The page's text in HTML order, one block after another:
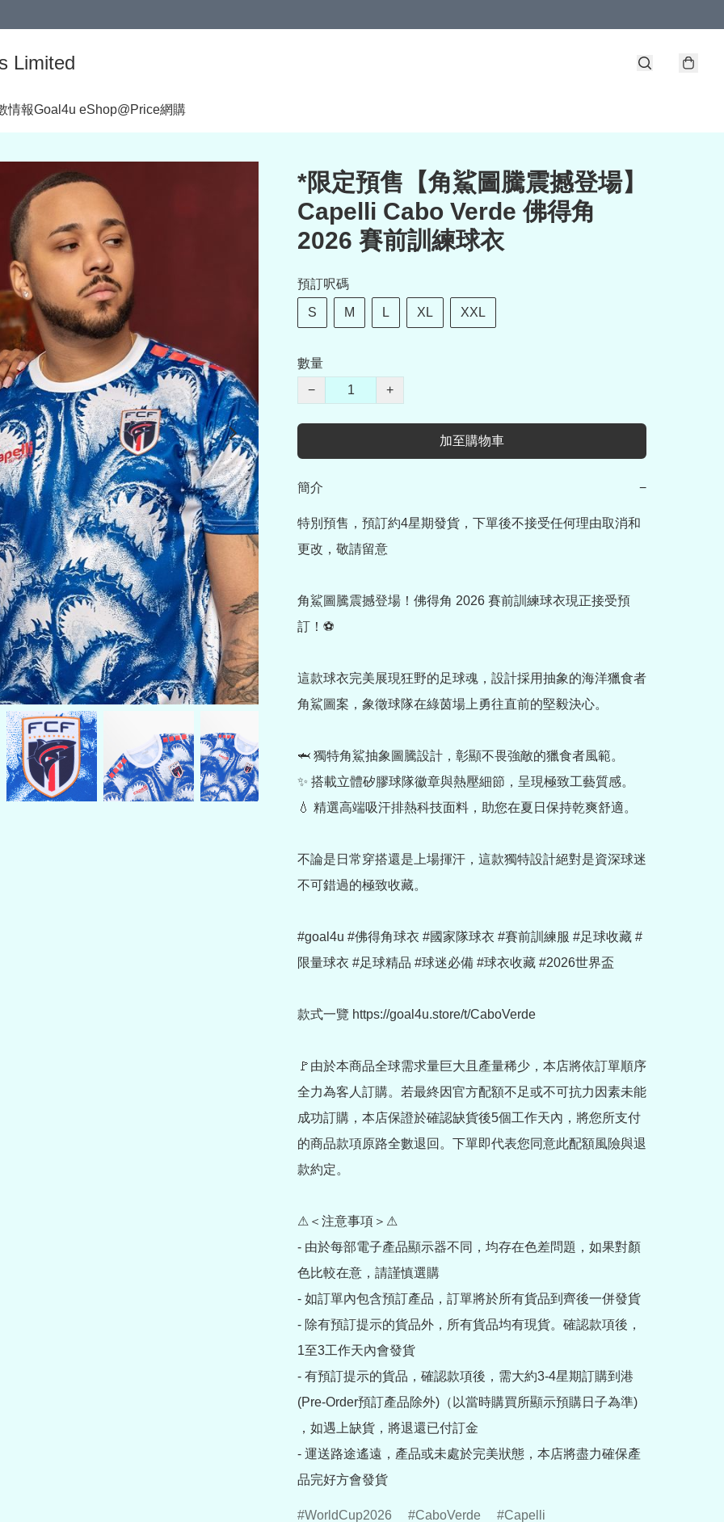
Limited
情報Goal4u eShop@Price網購
*限定預售【角鯊圖騰震撼登場】
Capelli Cabo Verde 佛得角
2026 賽前訓練球衣
預訂呎碼
S M L XL XXL
數量
−
+
加至購物車
簡介 −
特別預售，預訂約4星期發貨，下單後不接受任何理由取消和
更改，敬請留意
角鯊圖騰震撼登場！佛得角 2026 賽前訓練球衣現正接受預
訂！⚽
這款球衣完美展現狂野的足球魂，設計採用抽象的海洋獵食者
角鯊圖案，象徵球隊在綠茵場上勇往直前的堅毅決心。
🦈 獨特角鯊抽象圖騰設計，彰顯不畏強敵的獵食者風範。
✨ 搭載立體矽膠球隊徽章與熱壓細節，呈現極致工藝質感。
💧 精選高端吸汗排熱科技面料，助您在夏日保持乾爽舒適。
不論是日常穿搭還是上場揮汗，這款獨特設計絕對是資深球迷
不可錯過的極致收藏。
#goal4u #佛得角球衣 #國家隊球衣 #賽前訓練服 #足球收藏 #
限量球衣 #足球精品 #球迷必備 #球衣收藏 #2026世界盃
款式一覽 https://goal4u.store/t/CaboVerde
🚩由於本商品全球需求量巨大且產量稀少，本店將依訂單順序
全力為客人訂購。若最終因官方配額不足或不可抗力因素未能
成功訂購，本店保證於確認缺貨後5個工作天內，將您所支付
的商品款項原路全數退回。下單即代表您同意此配額風險與退
款約定。
⚠＜注意事項＞⚠
- 由於每部電子產品顯示器不同，均存在色差問題，如果對顏
色比較在意，請謹慎選購
- 如訂單內包含預訂產品，訂單將於所有貨品到齊後一併發貨
- 除有預訂提示的貨品外，所有貨品均有現貨。確認款項後，
1至3工作天內會發貨
- 有預訂提示的貨品，確認款項後，需大約3-4星期訂購到港
(Pre-Order預訂產品除外)（以當時購買所顯示預購日子為準)
，如遇上缺貨，將退還已付訂金
- 運送路途遙遠，產品或未處於完美狀態，本店將盡力確保產
品完好方會發貨
WorldCup2026 CaboVerde Capelli